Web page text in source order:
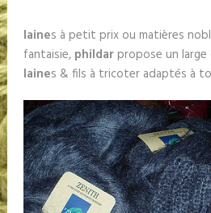
laines à petit prix ou matières
fantaisie, phildarpropose un
laines & fils à tricoter adaptés à